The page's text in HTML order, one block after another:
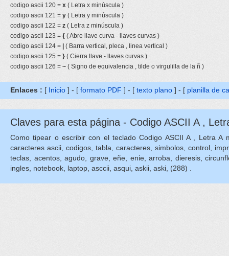
codigo ascii 120 = x ( Letra x minúscula )
codigo ascii 121 = y ( Letra y minúscula )
codigo ascii 122 = z ( Letra z minúscula )
codigo ascii 123 = { ( Abre llave curva - llaves curvas )
codigo ascii 124 =
( Barra vertical, pleca , linea vertical )
codigo ascii 125 = } ( Cierra llave - llaves curvas )
codigo ascii 126 = ~ ( Signo de equivalencia , tilde o virgulilla de la ñ )
Enlaces : [ Inicio ] - [ formato PDF ] - [ texto plano ] - [ planilla de
Claves para esta página - Codigo ASCII A ,
Como tipear o escribir con el teclado Codigo ASCII A , Letra A
caracteres ascii, codigos, tabla, caracteres, simbolos, control,
teclas, acentos, agudo, grave, eñe, enie, arroba, dieresis,
ingles, notebook, laptop, asccii, asqui, askii, aski, (288) .